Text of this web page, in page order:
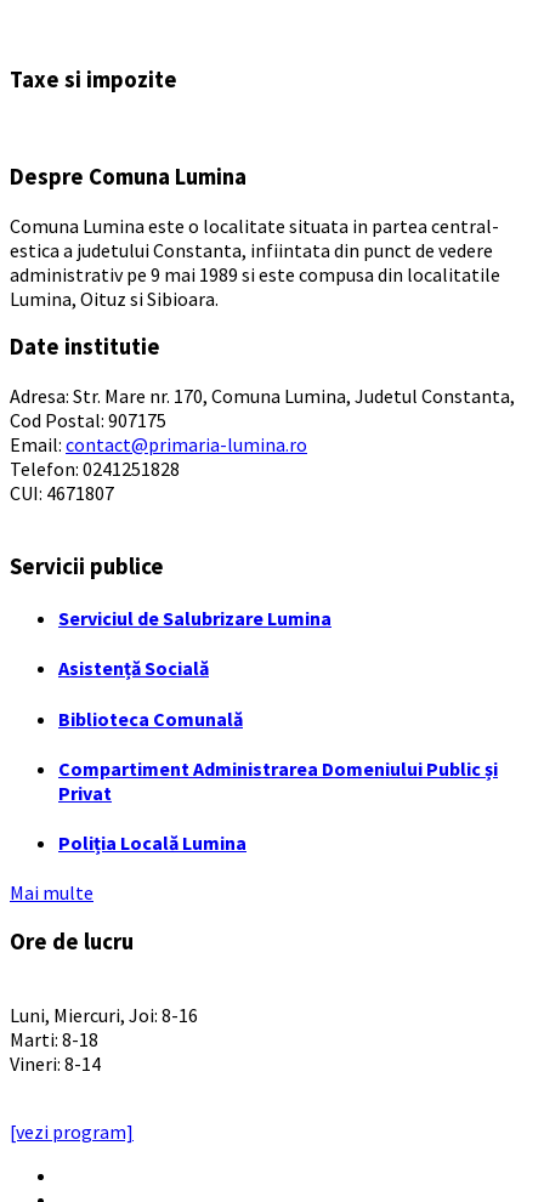
calendar
Taxe si impozite
Despre Comuna Lumina
Comuna Lumina este o localitate situata in partea central-
estica a judetului Constanta, infiintata din punct de vedere
administrativ pe 9 mai 1989 si este compusa din localitatile
Lumina, Oituz si Sibioara.
Date institutie
Adresa: Str. Mare nr. 170, Comuna Lumina, Judetul Constanta,
Cod Postal: 907175
Email: contact@primaria-lumina.ro
Telefon: 0241251828
CUI: 4671807
Servicii publice
Serviciul de Salubrizare Lumina
Asistență Socială
Biblioteca Comunală
Compartiment Administrarea Domeniului Public și
Privat
Poliția Locală Lumina
Mai multe
Ore de lucru
Luni, Miercuri, Joi: 8-16
Marti: 8-18
Vineri: 8-14
[vezi program]